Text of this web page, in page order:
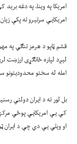
امريکا په وينا، په دغه
امريکايي سرتېرو ته پکې
قشم ټاپو د هرمز تنګي په
لېږد لپاره ځانګړی ارزښت
امله له سختو محدوديتونو
بل لور ته د ايران دولتي
کې يې امريکايي پوځي
او ويلي يې دي چې د ايران